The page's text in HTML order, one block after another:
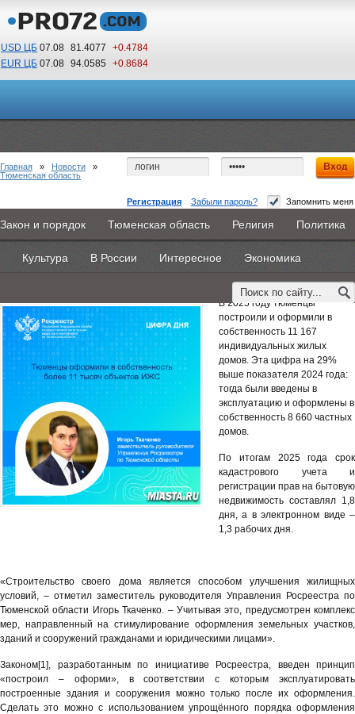
USD ЦБ 07.08 81.4077
+0.4784
EUR ЦБ 07.08 94.0585 +0.8684
08 45
По Гринвичу (GMT +5)
Регистрация Забыли пароль? Запомнить меня
Главная Новости Объявления КНИГИ ВестиNet
Каталоги 9PS Прочее
Закон и порядок Тюменская область Религия Политика
Культура В России Интересное Экономика
Главная » Новости »
Тюменская область
Тюменцы оформили в собственность более 11
тысяч объектов ИЖС
В 2025 году тюменцы
построили и оформили в
собственность 11 167
индивидуальных жилых
домов. Эта цифра на 29%
выше показателя 2024 года:
тогда были введены в
эксплуатацию и оформлены в
собственность 8 660 частных
домов.
По итогам 2025 года срок
кадастрового учета и
регистрации прав на бытовую
недвижимость составлял 1,8
дня, а в электронном виде –
1,3 рабочих дня.
«Строительство своего дома является способом улучшения жилищных
условий, – отметил заместитель руководителя Управления Росреестра по
Тюменской области Игорь Ткаченко. – Учитывая это, предусмотрен комплекс
мер, направленный на стимулирование оформления земельных участков,
зданий и сооружений гражданами и юридическими лицами».
Законом[1], разработанным по инициативе Росреестра, введен принцип
«построил – оформи», в соответствии с которым эксплуатировать
построенные здания и сооружения можно только после их оформления.
Сделать это можно с использованием упрощённого порядка оформления